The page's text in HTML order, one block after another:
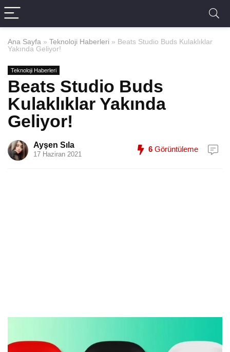
Ana Sayfa » Teknoloji Haberleri » Beats Studio Buds Kulaklıklar
Yakında Geliyor!
Teknoloji Haberleri
Beats Studio Buds
Kulaklıklar Yakında
Geliyor!
Ayşen Sıla
17 Haziran 2021
6 Görüntüleme